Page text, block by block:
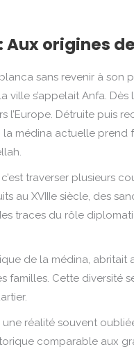
Aux origines
sans revenir à son
ville s’appelait Anfa.
l’Europe. Détruite puis
médina actuelle prend
traverser plusieurs
au XVIIIe siècle, des
traces du rôle
de la médina, abritait
familles. Cette diversité
réalité souvent
comparable aux